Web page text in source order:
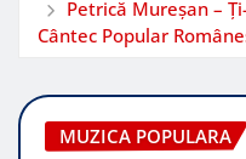
Petrică Mureșan –
Cântec Popular
MUZICA POPULARA